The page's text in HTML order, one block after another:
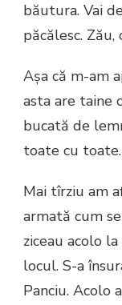
băutura. Vai
păcălesc.
Așa că m-am
asta are taine
bucată de
toate cu toate.
Mai tîrziu am
armată cum
ziceau acolo
locul. S-a
Panciu. Acolo